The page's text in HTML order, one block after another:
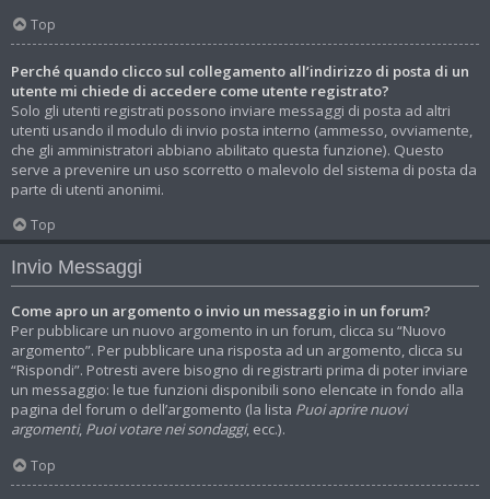
Top
Perché quando clicco sul collegamento all’indirizzo di posta di un
utente mi chiede di accedere come utente registrato?
Solo gli utenti registrati possono inviare messaggi di posta ad altri
utenti usando il modulo di invio posta interno (ammesso, ovviamente,
che gli amministratori abbiano abilitato questa funzione). Questo
serve a prevenire un uso scorretto o malevolo del sistema di posta da
parte di utenti anonimi.
Top
Invio Messaggi
Come apro un argomento o invio un messaggio in un forum?
Per pubblicare un nuovo argomento in un forum, clicca su “Nuovo
argomento”. Per pubblicare una risposta ad un argomento, clicca su
“Rispondi”. Potresti avere bisogno di registrarti prima di poter inviare
un messaggio: le tue funzioni disponibili sono elencate in fondo alla
pagina del forum o dell’argomento (la lista Puoi aprire nuovi
argomenti, Puoi votare nei sondaggi, ecc.).
Top